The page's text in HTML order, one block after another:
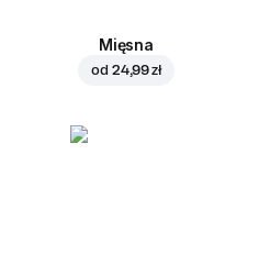
Mięsna
od 24,99 zł